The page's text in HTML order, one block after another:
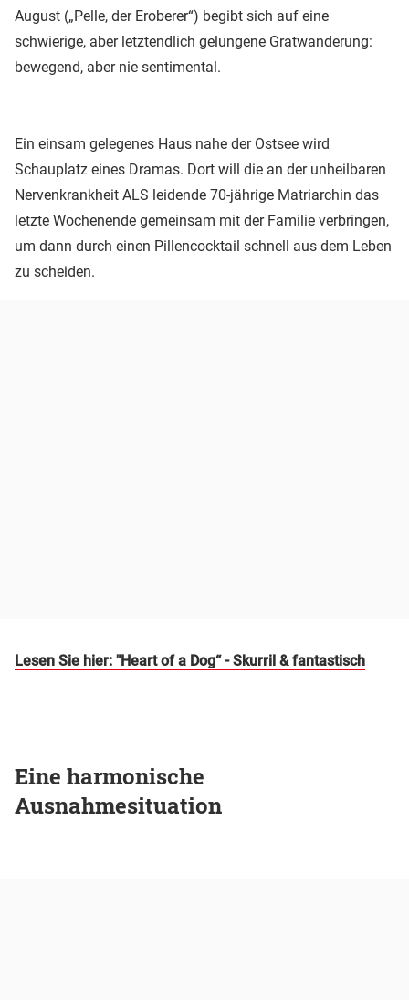
August („Pelle, der Eroberer“) begibt sich auf eine
schwierige, aber letztendlich gelungene Gratwanderung:
bewegend, aber nie sentimental.
Ein einsam gelegenes Haus nahe der Ostsee wird
Schauplatz eines Dramas. Dort will die an der unheilbaren
Nervenkrankheit ALS leidende 70-jährige Matriarchin das
letzte Wochenende gemeinsam mit der Familie verbringen,
um dann durch einen Pillencocktail schnell aus dem Leben
zu scheiden.
Lesen Sie hier: "Heart of a Dog“ - Skurril & fantastisch
Eine harmonische
Ausnahmesituation